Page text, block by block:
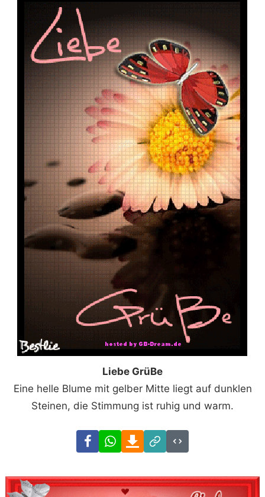
Liebe GrüBe
Eine helle Blume mit gelber Mitte liegt auf dunklen
Steinen, die Stimmung ist ruhig und warm.
FacebookWhatsAppDownload
Link
Code